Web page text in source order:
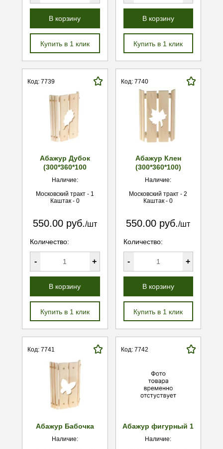
В корзину
Купить в 1 клик
В корзину
Купить в 1 клик
Код: 7739
Абажур Дубок
(300*360*100
Наличие:
Московский тракт - 1
Каштак - 0
550.00 руб./шт
Количество:
- +
В корзину
Купить в 1 клик
Код: 7740
Абажур Клен
(300*360*100)
Наличие:
Московский тракт - 2
Каштак - 0
550.00 руб./шт
Количество:
- +
В корзину
Купить в 1 клик
Код: 7741
Абажур Бабочка
Наличие:
Код: 7742
Абажур фигурный 1
Наличие: